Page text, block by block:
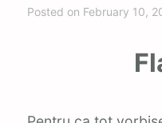
Posted on February 10,